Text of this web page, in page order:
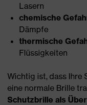
Lasern
chemische
Dämpfe
thermische
Flüssigkeiten
Wichtig ist, dass Ihre
eine normale Brille
Schutzbrille als